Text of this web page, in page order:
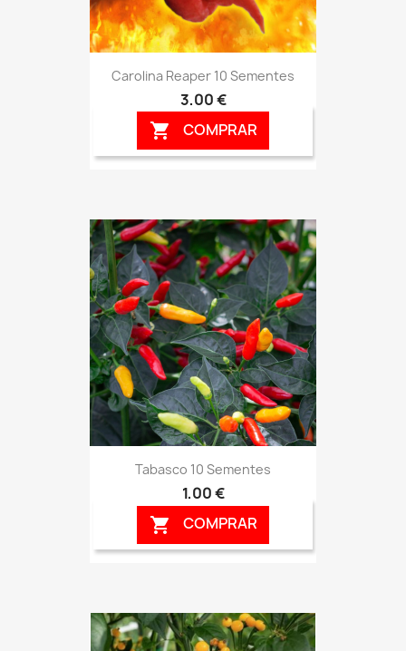
Carolina Reaper 10 Sementes
3,00 €
 COMPRAR
Tabasco 10 Sementes
1,00 €
 COMPRAR